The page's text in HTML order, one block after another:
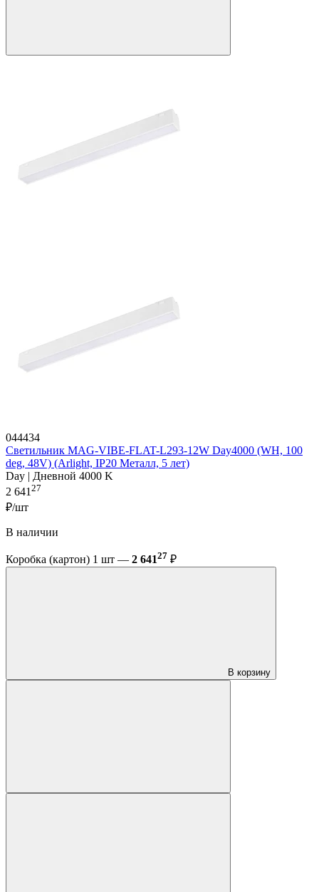
044434
Светильник MAG-VIBE-FLAT-L293-12W Day4000 (WH, 100
deg, 48V) (Arlight, IP20 Металл, 5 лет)
Day | Дневной 4000 K
2 64127
₽/шт
В наличии
Коробка (картон) 1 шт — 2 64127 ₽
В корзину